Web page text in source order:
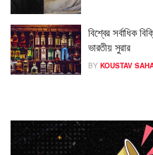
বিশ্বের সর্বাধিক
ভারতীয় সুরার
BY KOUSTAV